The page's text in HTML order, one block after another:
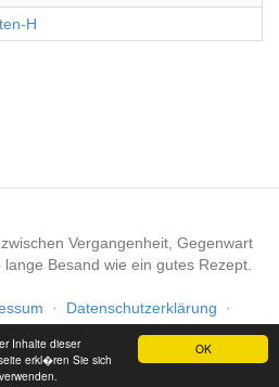
OK
Inhalte dieser
erkl�ren Sie sich
H
Vergangenheit, Gegenwart
Besand wie ein gutes Rezept.
· Datenschutzerklärung
·